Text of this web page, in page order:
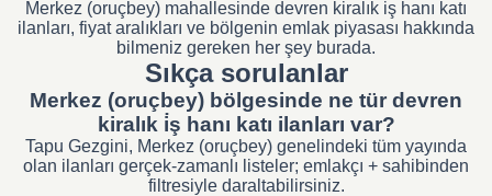
Merkez (oruçbey) mahallesinde devren kiralık i̇ş hanı katı
ilanları, fiyat aralıkları ve bölgenin emlak piyasası hakkında
bilmeniz gereken her şey burada.
Sıkça sorulanlar
Merkez (oruçbey) bölgesinde ne tür devren
kiralık i̇ş hanı katı ilanları var?
Tapu Gezgini, Merkez (oruçbey) genelindeki tüm yayında
olan ilanları gerçek-zamanlı listeler; emlakçı + sahibinden
filtresiyle daraltabilirsiniz.